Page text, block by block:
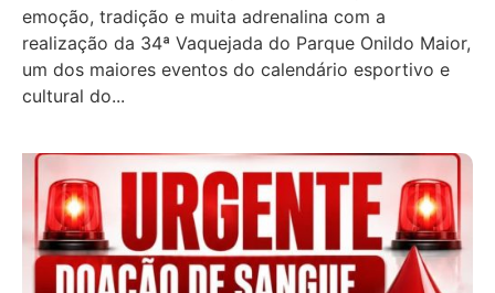
emoção, tradição e muita adrenalina com a
realização da 34ª Vaquejada do Parque Onildo Maior,
um dos maiores eventos do calendário esportivo e
cultural do...